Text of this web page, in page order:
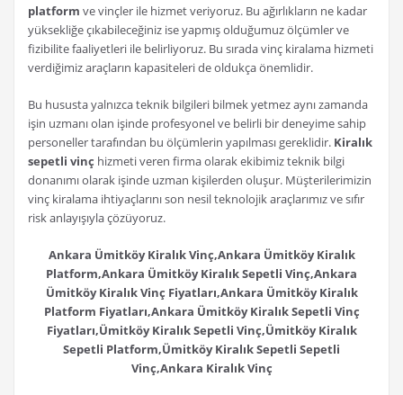
platform ve vinçler ile hizmet veriyoruz. Bu ağırlıkların ne kadar
yüksekliğe çıkabileceğiniz ise yapmış olduğumuz ölçümler ve
fizibilite faaliyetleri ile belirliyoruz. Bu sırada vinç kiralama hizmeti
verdiğimiz araçların kapasiteleri de oldukça önemlidir.
Bu hususta yalnızca teknik bilgileri bilmek yetmez aynı zamanda
işin uzmanı olan işinde profesyonel ve belirli bir deneyime sahip
personeller tarafından bu ölçümlerin yapılması gereklidir. Kiralık
sepetli vinç hizmeti veren firma olarak ekibimiz teknik bilgi
donanımı olarak işinde uzman kişilerden oluşur. Müşterilerimizin
vinç kiralama ihtiyaçlarını son nesil teknolojik araçlarımız ve sıfır
risk anlayışıyla çözüyoruz.
Ankara Ümitköy Kiralık Vinç,Ankara Ümitköy Kiralık
Platform,Ankara Ümitköy Kiralık Sepetli Vinç,Ankara
Ümitköy Kiralık Vinç Fiyatları,Ankara Ümitköy Kiralık
Platform Fiyatları,Ankara Ümitköy Kiralık Sepetli Vinç
Fiyatları,Ümitköy Kiralık Sepetli Vinç,Ümitköy Kiralık
Sepetli Platform,Ümitköy Kiralık Sepetli Sepetli
Vinç,Ankara Kiralık Vinç